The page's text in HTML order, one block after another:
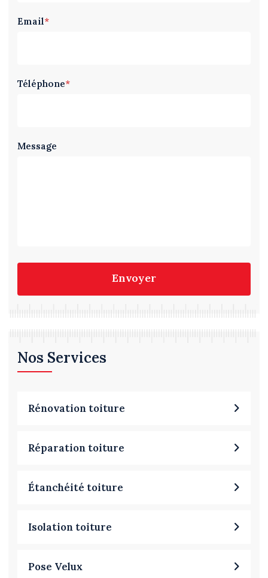
Email*
Téléphone*
Message
Envoyer
Nos Services
Rénovation toiture
Réparation toiture
Étanchéité toiture
Isolation toiture
Pose Velux